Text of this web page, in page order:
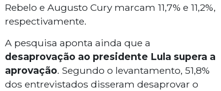
Rebelo e Augusto Cury marcam 11,7% e 11,2%,
respectivamente.
A pesquisa aponta ainda que a
desaprovação ao presidente Lula supera a
aprovação. Segundo o levantamento, 51,8%
dos entrevistados disseram desaprovar o